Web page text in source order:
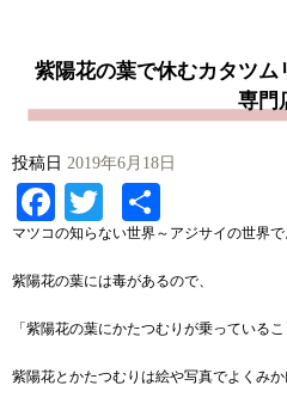
紫陽花の葉で休むカタツ
専門
投稿日 2019年6月18日
Facebook
Twitter
有
マツコの知らない世界～アジサイの世界で
紫陽花の葉には毒があるので、
「紫陽花の葉にかたつむりが乗っているこ
紫陽花とかたつむりは絵や写真でよくみ